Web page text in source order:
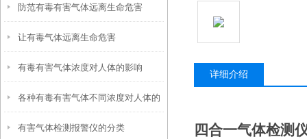
防范有毒有害气体远离生命危害
让有毒气体远离生命危害
有毒有害气体浓度对人体的影响
各种有毒有害气体不同浓度对人体的
影响
有害气体检测报警仪的分类
详细介绍
四合一气体检测